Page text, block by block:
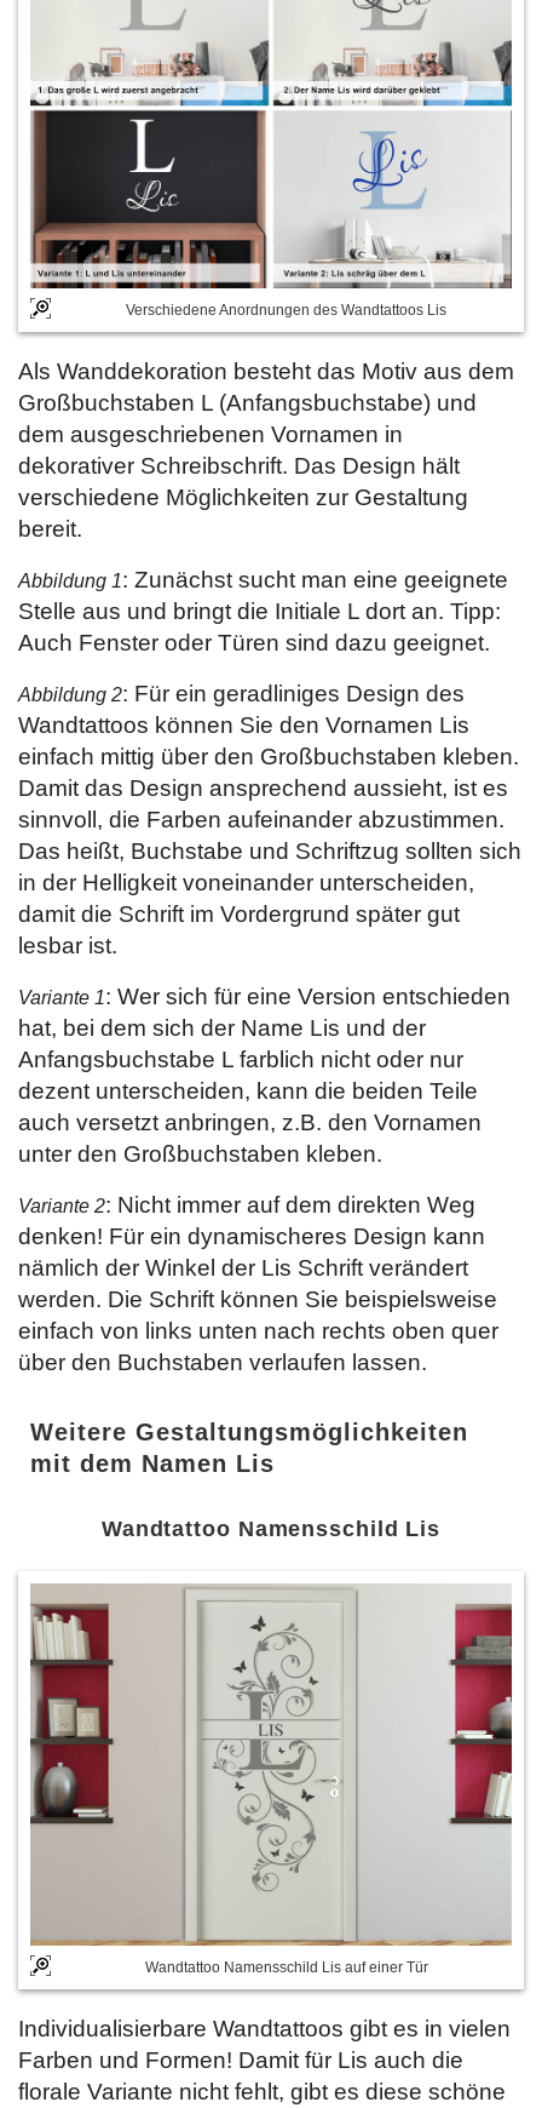
Verschiedene Anordnungen des Wandtattoos Lis
Als Wanddekoration besteht das Motiv aus dem
Großbuchstaben L (Anfangsbuchstabe) und
dem ausgeschriebenen Vornamen in
dekorativer Schreibschrift. Das Design hält
verschiedene Möglichkeiten zur Gestaltung
bereit.
Abbildung 1: Zunächst sucht man eine geeignete
Stelle aus und bringt die Initiale L dort an. Tipp:
Auch Fenster oder Türen sind dazu geeignet.
Abbildung 2: Für ein geradliniges Design des
Wandtattoos können Sie den Vornamen Lis
einfach mittig über den Großbuchstaben kleben.
Damit das Design ansprechend aussieht, ist es
sinnvoll, die Farben aufeinander abzustimmen.
Das heißt, Buchstabe und Schriftzug sollten sich
in der Helligkeit voneinander unterscheiden,
damit die Schrift im Vordergrund später gut
lesbar ist.
Variante 1: Wer sich für eine Version entschieden
hat, bei dem sich der Name Lis und der
Anfangsbuchstabe L farblich nicht oder nur
dezent unterscheiden, kann die beiden Teile
auch versetzt anbringen, z.B. den Vornamen
unter den Großbuchstaben kleben.
Variante 2: Nicht immer auf dem direkten Weg
denken! Für ein dynamischeres Design kann
nämlich der Winkel der Lis Schrift verändert
werden. Die Schrift können Sie beispielsweise
einfach von links unten nach rechts oben quer
über den Buchstaben verlaufen lassen.
Weitere Gestaltungsmöglichkeiten
mit dem Namen Lis
Wandtattoo Namensschild Lis
Wandtattoo Namensschild Lis auf einer Tür
Individualisierbare Wandtattoos gibt es in vielen
Farben und Formen! Damit für Lis auch die
florale Variante nicht fehlt, gibt es diese schöne